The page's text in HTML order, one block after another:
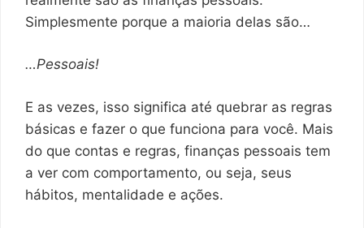
Simplesmente porque a maioria delas são…
…Pessoais!
E as vezes, isso significa até quebrar as regras
básicas e fazer o que funciona para você. Mais
do que contas e regras, finanças pessoais tem
a ver com comportamento, ou seja, seus
hábitos, mentalidade e ações.